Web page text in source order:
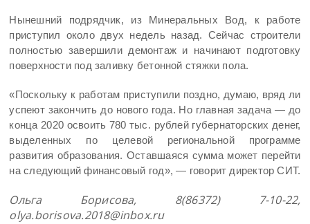
Нынешний подрядчик, из Минеральных Вод, к работе
приступил около двух недель назад. Сейчас строители
полностью завершили демонтаж и начинают подготовку
поверхности под заливку бетонной стяжки пола.
«Поскольку к работам приступили поздно, думаю, вряд ли
успеют закончить до нового года. Но главная задача — до
конца 2020 освоить 780 тыс. рублей губернаторских денег,
выделенных по целевой региональной программе
развития образования. Оставшаяся сумма может перейти
на следующий финансовый год», — говорит директор СИТ.
Ольга Борисова, 8(86372) 7-10-22,
olya.borisova.2018@inbox.ru